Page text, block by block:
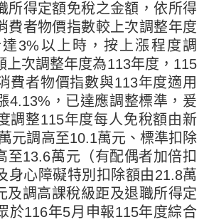
所得定額免稅之金額，依所得
費者物價指數較上次調整年度
3%以上時，按上漲程度調
上次調整年度為113年度，115
費者物價指數與113年度適用
4.13%，已達應調整標準，爰
調整115年度每人免稅額由新
元調高至10.1萬元、標準扣除
至13.6萬元（有配偶者加倍扣
身心障礙特別扣除額由21.8萬
及調高課稅級距及退職所得定
於116年5月申報115年度綜合